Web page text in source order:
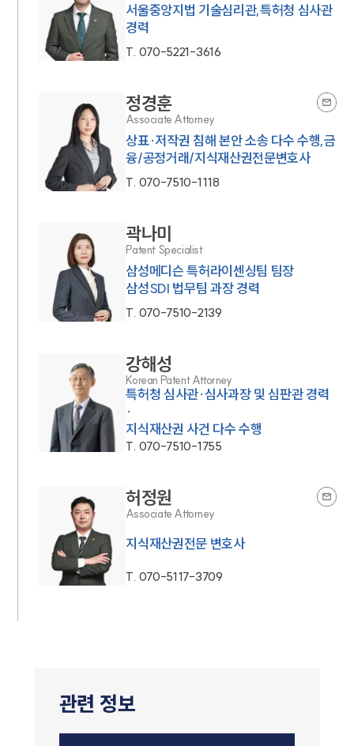
서울중앙지법 기술심리관,특허청 심사관
경력
T. 070-5221-3616
정경훈
Associate Attorney
상표·저작권 침해 본안 소송 다수 수행,금
융/공정거래/지식재산권전문변호사
T. 070-7510-1118
곽나미
Patent Specialist
삼성메디슨 특허라이센싱팀 팀장
삼성SDI 법무팀 과장 경력
T. 070-7510-2139
강해성
Korean Patent Attorney
특허청 심사관·심사과장 및 심판관 경력
·
지식재산권 사건 다수 수행
T. 070-7510-1755
허정원
Associate Attorney
지식재산권전문 변호사
T. 070-5117-3709
관련 정보